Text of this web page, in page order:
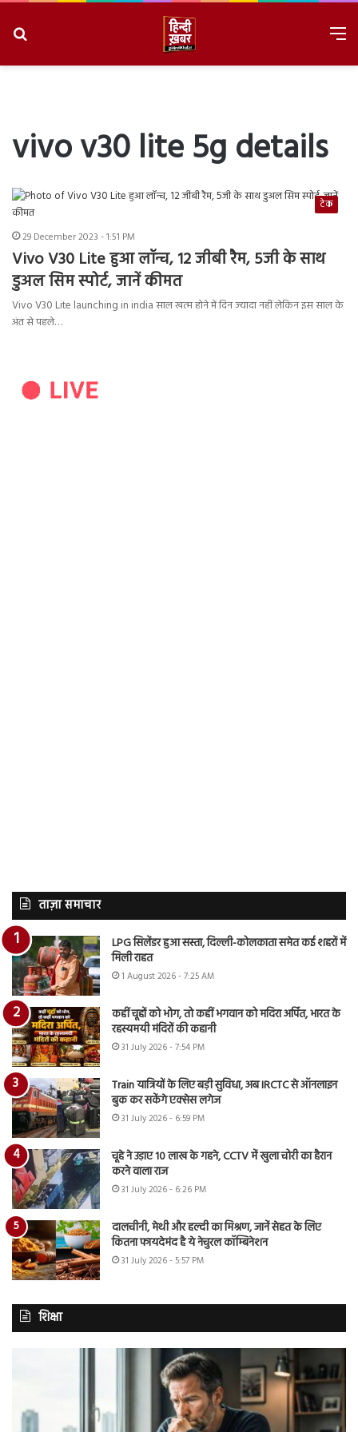
vivo v30 lite 5g details
टेक
29 December 2023 - 1:51 PM
Vivo V30 Lite हुआ लॉन्च, 12 जीबी रैम, 5जी के साथ
डुअल सिम स्पोर्ट, जानें कीमत
Vivo V30 Lite launching in india साल खत्म होने में दिन ज्यादा नहीं लेकिन इस साल के
अंत से पहले…
ताज़ा समाचार
LPG सिलेंडर हुआ सस्ता, दिल्ली-कोलकाता समेत कई शहरों में
मिली राहत
1 August 2026 - 7:25 AM
कहीं चूहों को भोग, तो कहीं भगवान को मदिरा अर्पित, भारत के
रहस्यमयी मंदिरों की कहानी
31 July 2026 - 7:54 PM
Train यात्रियों के लिए बड़ी सुविधा, अब IRCTC से ऑनलाइन
बुक कर सकेंगे एक्सेस लगेज
31 July 2026 - 6:59 PM
चूहे ने उड़ाए 10 लाख के गहने, CCTV में खुला चोरी का हैरान
करने वाला राज
31 July 2026 - 6:26 PM
दालचीनी, मेथी और हल्दी का मिश्रण, जानें सेहत के लिए
कितना फायदेमंद है ये नेचुरल कॉम्बिनेशन
31 July 2026 - 5:57 PM
शिक्षा